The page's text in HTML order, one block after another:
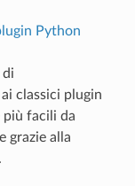
Python
di
classici plugin
più facili da
grazie alla